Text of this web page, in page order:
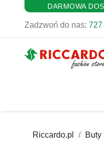
DARMOWA
Zadzwoń do nas: 727
Riccardo.pl Buty